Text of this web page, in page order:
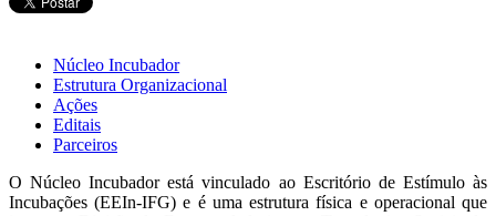
Núcleo Incubador
Estrutura Organizacional
Ações
Editais
Parceiros
O Núcleo Incubador está vinculado ao Escritório de Estímulo às
Incubações (EEIn-IFG) e é uma estrutura física e operacional que